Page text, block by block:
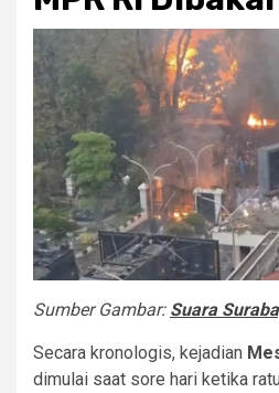
Sumber Gambar: Suara
Secara kronologis, kejadian
dimulai saat sore hari ketika